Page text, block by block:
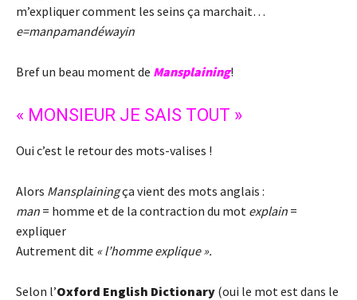
m’expliquer comment les seins ça marchait…
e=manpamandéwayin
Bref un beau moment de Mansplaining!
« MONSIEUR JE SAIS TOUT »
Oui c’est le retour des mots-valises !
Alors Mansplainingça vient des mots anglais :
man = homme et de la contraction du mot explain =
expliquer
Autrement dit « l’homme explique ».
Selon l’Oxford English Dictionary (oui le mot est dans le